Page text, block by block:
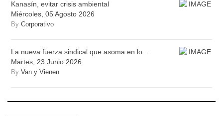
Kanasín, evitar crisis ambiental
Miércoles, 05 Agosto 2026
By Corporativo
La nueva fuerza sindical que asoma en lo...
Martes, 23 Junio 2026
By Van y Vienen